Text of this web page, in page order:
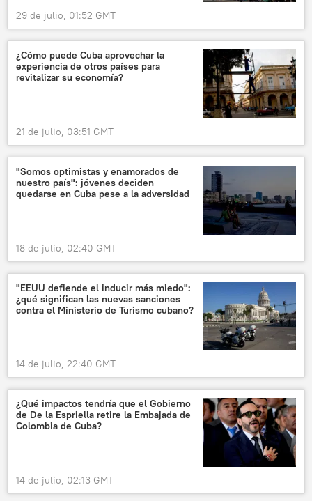
29 de julio, 01:52 GMT
¿Cómo puede Cuba aprovechar la
experiencia de otros países para
revitalizar su economía?
21 de julio, 03:51 GMT
"Somos optimistas y enamorados de
nuestro país": jóvenes deciden
quedarse en Cuba pese a la adversidad
18 de julio, 02:40 GMT
"EEUU defiende el inducir más miedo":
¿qué significan las nuevas sanciones
contra el Ministerio de Turismo cubano?
14 de julio, 22:40 GMT
¿Qué impactos tendría que el Gobierno
de De la Espriella retire la Embajada de
Colombia de Cuba?
14 de julio, 02:13 GMT